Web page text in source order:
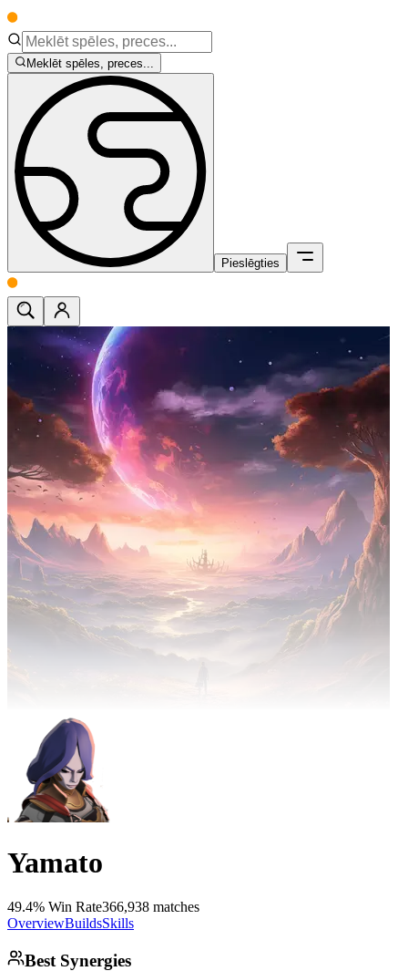
Meklēt spēles, preces...
Pieslēgties
Yamato
49.4% Win Rate366,938 matches
OverviewBuildsSkills
Best Synergies